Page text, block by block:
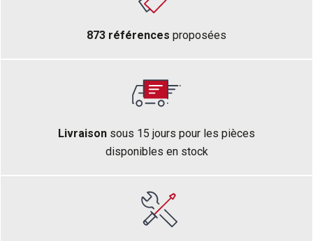
873 références proposées
Livraison sous 15 jours pour les pièces
disponibles en stock